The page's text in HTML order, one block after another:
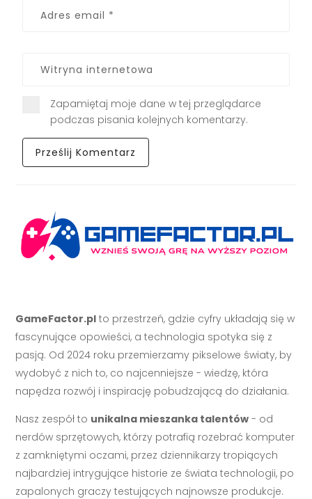
Zapamiętaj moje dane w tej przeglądarce
podczas pisania kolejnych komentarzy.
GameFactor.pl to przestrzeń, gdzie cyfry układają się w
fascynujące opowieści, a technologia spotyka się z
pasją. Od 2024 roku przemierzamy pikselowe światy, by
wydobyć z nich to, co najcenniejsze - wiedzę, która
napędza rozwój i inspirację pobudzającą do działania.
Nasz zespół to unikalna mieszanka talentów - od
nerdów sprzętowych, którzy potrafią rozebrać komputer
z zamkniętymi oczami, przez dziennikarzy tropiących
najbardziej intrygujące historie ze świata technologii, po
zapalonych graczy testujących najnowsze produkcje.